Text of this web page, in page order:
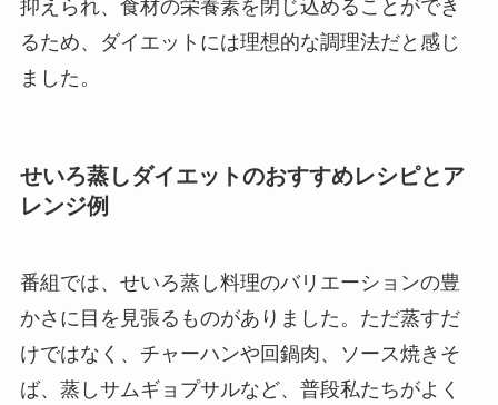
抑えられ、食材の栄養素を閉じ込めることができ
るため、ダイエットには理想的な調理法だと感じ
ました。
せいろ蒸しダイエットのおすすめレシピとア
レンジ例
番組では、せいろ蒸し料理のバリエーションの豊
かさに目を見張るものがありました。ただ蒸すだ
けではなく、チャーハンや回鍋肉、ソース焼きそ
ば、蒸しサムギョプサルなど、普段私たちがよく